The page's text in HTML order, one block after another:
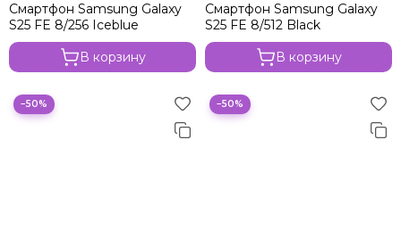
Смартфон Samsung Galaxy
S25 FE 8/256 Iceblue
В корзину
Смартфон Samsung Galaxy
S25 FE 8/512 Black
В корзину
−50% −50%